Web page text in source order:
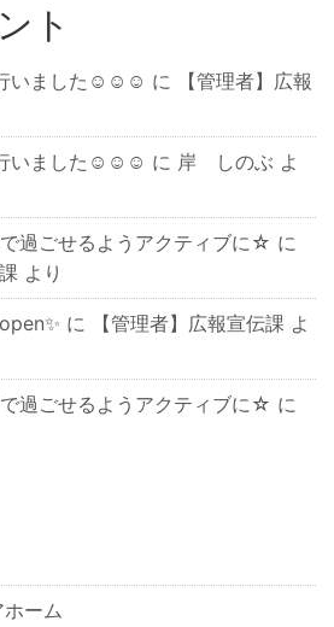
ト
いました☺☺☺ に
【管理者】広報
いました☺☺☺ に 岸 しのぶ よ
過ごせるようアクティブに☆ に
より
に 【管理者】広報宣伝課 よ
過ごせるようアクティブに☆ に
ーム